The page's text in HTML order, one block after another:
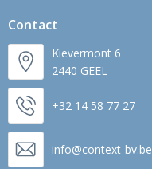
Contact
Kievermont 6
2440 GEEL
+32 14 58 77 27
info@context-bv.be